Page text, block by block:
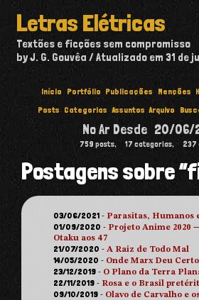
Letras Elétricas
Textões e ficções sem compromisso
by J. G. Gouvêa
Atualizado em31 de
Início Portfólio Publicações Menções
Posts Categorias Assuntos Arquivo
No Ar Desde 20/06/
759 posts, 17 categorias, 237
Postagens sobre
03/06/2021 - Parasitas, Humanos
01/09/2020 - Projeto Anime 2020
Otaku aos 47
21/07/2020 -A Raiz de Todo Mal
14/05/2020 - Onde Marx Deu Certo
23/12/2019 - O Plano da Terra
22/11/2019 - Rosa e o Brasil
09/10/2019 - Olavo de Carvalho e